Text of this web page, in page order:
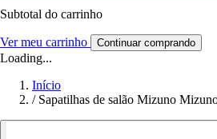
Subtotal do carrinho
Ver meu carrinho Continuar comprando
Loading...
Início
/ Sapatilhas de salão Mizuno